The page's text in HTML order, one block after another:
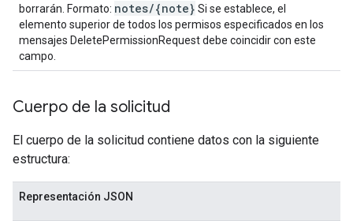
borrarán. Formato: notes/{note} Si se establece, el
elemento superior de todos los permisos especificados en los
mensajes DeletePermissionRequest debe coincidir con este
campo.
Cuerpo de la solicitud
El cuerpo de la solicitud contiene datos con la siguiente
estructura:
Representación JSON